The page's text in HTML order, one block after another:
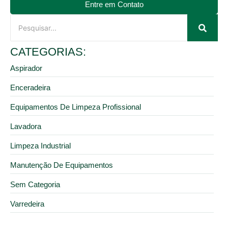
Entre em Contato
CATEGORIAS:
Aspirador
Enceradeira
Equipamentos De Limpeza Profissional
Lavadora
Limpeza Industrial
Manutenção De Equipamentos
Sem Categoria
Varredeira